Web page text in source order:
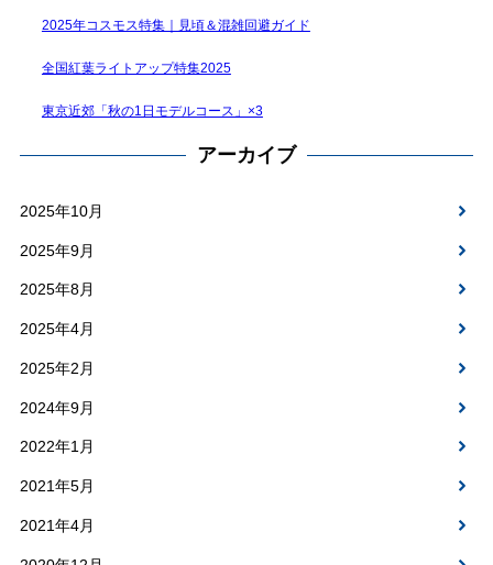
2025年コスモス特集｜見頃＆混雑回避ガイド
全国紅葉ライトアップ特集2025
東京近郊「秋の1日モデルコース」×3
アーカイブ
2025年10月
2025年9月
2025年8月
2025年4月
2025年2月
2024年9月
2022年1月
2021年5月
2021年4月